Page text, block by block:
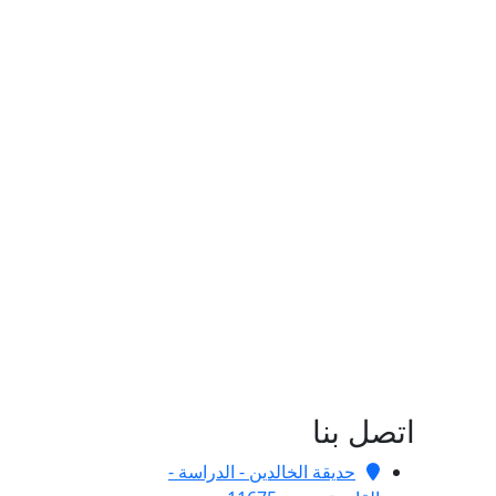
اتصل بنا
حديقة الخالدين - الدراسة -